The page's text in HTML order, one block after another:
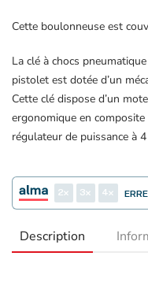
Cette boulonneuse est
La clé à chocs
pistolet est dotée d’un
Cette clé dispose d’un
ergonomique en composite
régulateur de puissance à
2 3 4
Description